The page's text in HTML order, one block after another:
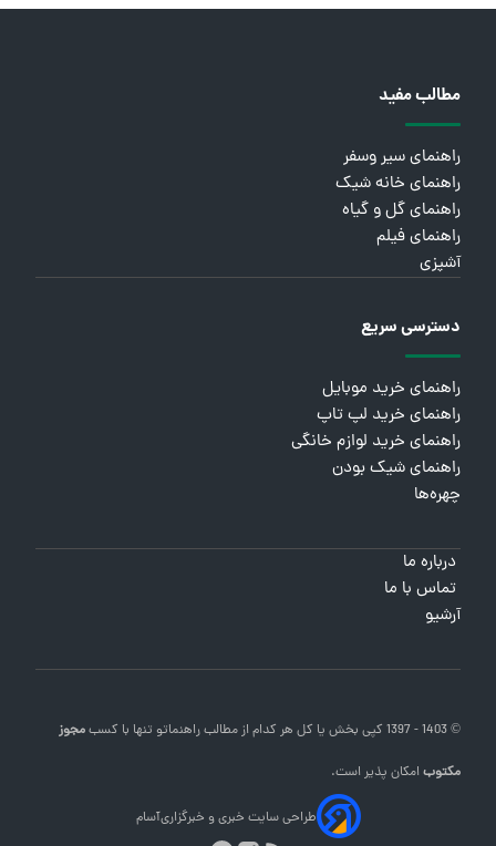
مطالب مفید
راهنمای سیر وسفر
راهنمای خانه شیک
راهنمای گل و گیاه
راهنمای فیلم
آشپزی
دسترسی سریع
راهنمای خرید موبایل
راهنمای خرید لپ تاپ
راهنمای خرید لوازم خانگی
راهنمای شیک بودن
چهره‌ها
درباره ما
تماس با ما
آرشیو
© 1403 - 1397 کپی بخش یا کل هر کدام از مطالب راهنماتو تنها با کسبمجوز
مکتوبامکان پذیر است.
طراحی سایت خبری و خبرگزاریآسام